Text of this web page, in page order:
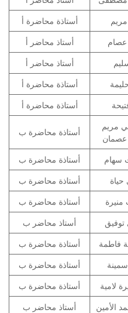
أستاذة محاضرة أ
أستاذ محاضر أ
أستاذ محاضر أ
أستاذة محاضرة أ
أستاذة محاضرة أ
أستاذة محاضرة ب
مريم
عصمان
أستاذة محاضرة ب سهام
أستاذة محاضرة ب
أستاذة محاضرة ب
منيرة
أستاذ محاضر ب
أستاذة محاضرة ب
فاطمة
أستاذة محاضرة ب
أستاذة محاضرة ب
لامية
أستاذ محاضر ب
الأمين